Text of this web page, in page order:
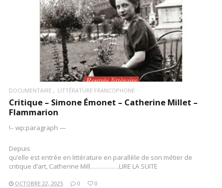
DOCUMENTAIRE LITTÉRATURE FRANCOPHONE
Critique – Simone Émonet – Catherine Millet –
Flammarion
!– wp:paragraph —
Depuis
qu’elle est entrée en littérature en parallèle de son métier de
critique d’art, Catherine Mill…………….LIRE LA SUITE
OCTOBRE 22, 2025 0 0